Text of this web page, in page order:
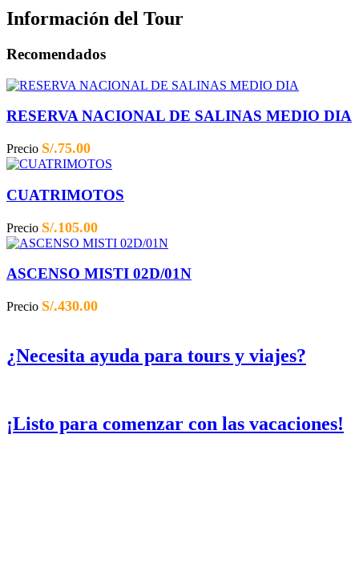
Información del Tour
Recomendados
RESERVA NACIONAL DE SALINAS MEDIO DIA
Precio S/.75.00
CUATRIMOTOS
Precio S/.105.00
ASCENSO MISTI 02D/01N
Precio S/.430.00
¿Necesita ayuda para tours y viajes?
¡Listo para comenzar con las vacaciones!